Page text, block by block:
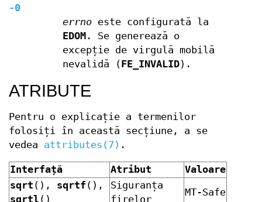
-0
errnoeste configurată la
EDOM. Se generează o
excepție de virgulă mobilă
nevalidă (FE_INVALID).
ATRIBUTE
Pentru o explicație a termenilor
folosiți în această secțiune, a se
vedea attributes(7) .
Interfață Atribut
Valoare
sqrt (), sqrtf (),
sqrtl ()
Siguranța
firelor
MT-Safe